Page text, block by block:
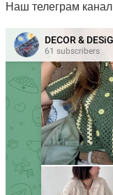
Наш телеграм канал